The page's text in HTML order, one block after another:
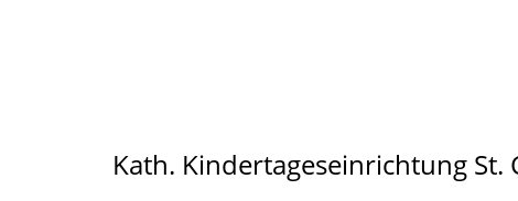
Kath. Kindertageseinrichtung St.